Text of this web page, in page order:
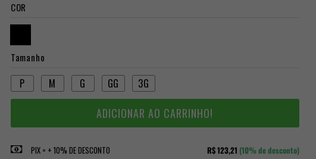
COR
Tamanho
P M G GG 3G
ADICIONAR AO CARRINHO!
PIX = + 10% DE DESCONTO R$ 123,21 (10% de desconto)